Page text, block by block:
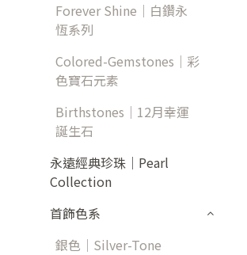
Forever Shine｜白鑽永
恆系列
Colored-Gemstones｜彩
色寶石元素
Birthstones｜12月幸運
誕生石
永遠經典珍珠｜Pearl
Collection
首飾色系
銀色｜Silver-Tone